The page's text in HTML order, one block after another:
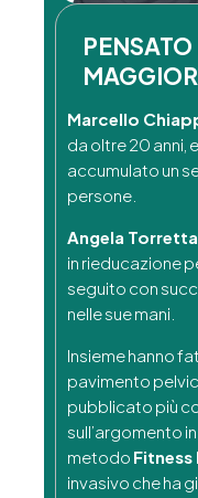
Marcello
da oltre 20 anni,
accumulato un
persone.
Angela Torretta
in rieducazione
seguito con
nelle sue mani.
Insieme hanno
pavimento
pubblicato più
sull’argomento
metodo Fitness
invasivo che ha